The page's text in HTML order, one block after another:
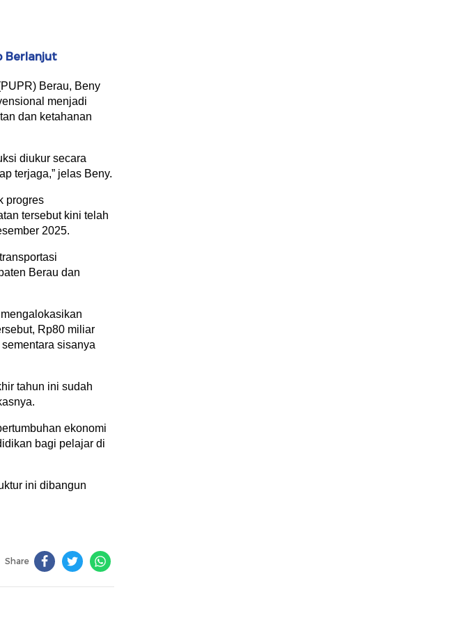
Berlanjut
Berau, Beny
menjadi
dan ketahanan
diukur secara
terjaga,” jelas Beny.
progres
tersebut kini telah
2025.
Berau dan
Rp80 miliar
sisanya
tahun ini sudah
ekonomi
bagi pelajar di
ini dibangun
Share